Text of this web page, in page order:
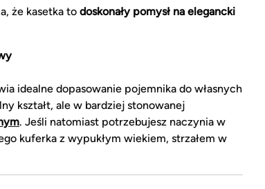
że kasetka to doskonały pomysł na elegancki
idealne dopasowanie pojemnika do własnych
kształt, ale w bardziej stonowanej
. Jeśli natomiast potrzebujesz naczynia w
kuferka z wypukłym wiekiem, strzałem w